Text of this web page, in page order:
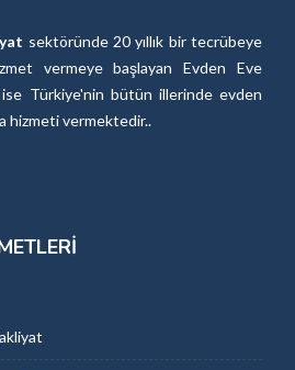
sektöründe 20 yıllık bir tecrübeye
vermeye başlayan Evden Eve
ise Türkiye'nin bütün illerinde evden
hizmeti vermektedir..